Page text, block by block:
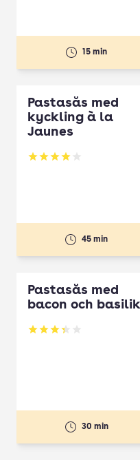
15 min
Pastasås med
kyckling à la
Jaunes
Betyg: 4 av 5
45 min
Pastasås med
bacon och
Betyg: 3.33 av 5
30 min